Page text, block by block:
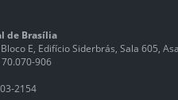
de Brasília
E, Edifício Siderbrás, Sala 605,
70.070-906
2154